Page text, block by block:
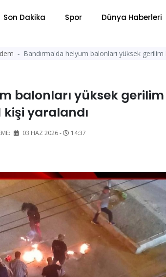
Son Dakika Spor Dünya Haberleri
Bandırma'da helyum balonları yüksek
balonları yüksek gerilim
kişi yaralandı
03 HAZ 2026 - 14:37